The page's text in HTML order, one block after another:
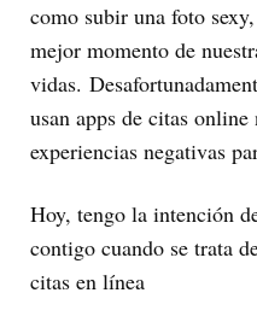
como subir una foto
mejor momento de
vidas.
usan apps de citas
experiencias negativas
Hoy, tengo la intención
contigo cuando se trata
citas en línea